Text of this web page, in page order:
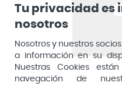
Promo
Tu privacidad es
nosotros
Nosotros y nuestros
a información en su
Nuestras Cookies
navegación de